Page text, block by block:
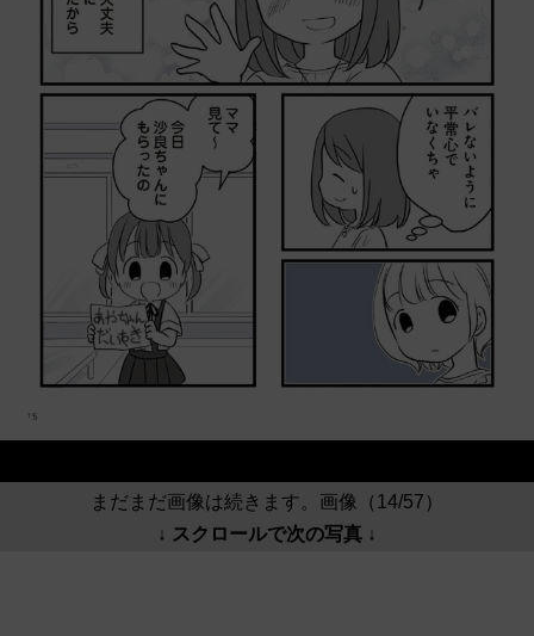
まだまだ画像は続きます。画像（14/57）
↓ スクロールで次の写真 ↓